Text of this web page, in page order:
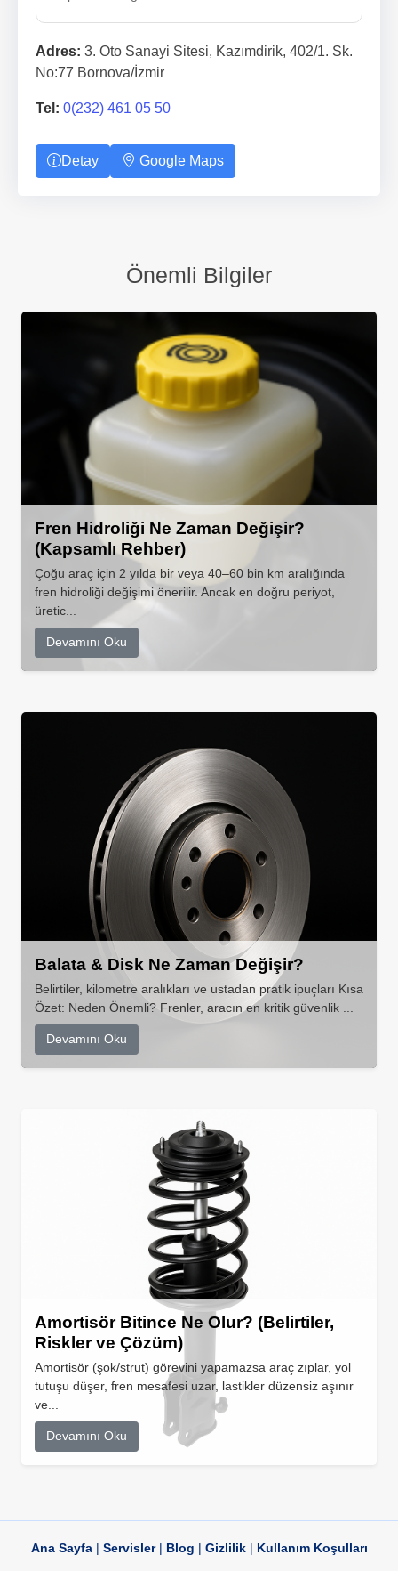
Adres: 3. Oto Sanayi Sitesi, Kazımdirik, 402/1. Sk.
No:77 Bornova/İzmir
Tel: 0(232) 461 05 50
Detay Google Maps
Önemli Bilgiler
Fren Hidroliği Ne Zaman Değişir?
(Kapsamlı Rehber)
Çoğu araç için 2 yılda bir veya 40–60 bin km aralığında
fren hidroliği değişimi önerilir. Ancak en doğru periyot,
üretic...
Devamını Oku
Balata & Disk Ne Zaman Değişir?
Belirtiler, kilometre aralıkları ve ustadan pratik ipuçları Kısa
Özet: Neden Önemli? Frenler, aracın en kritik güvenlik ...
Devamını Oku
Amortisör Bitince Ne Olur? (Belirtiler,
Riskler ve Çözüm)
Amortisör (şok/strut) görevini yapamazsa araç zıplar, yol
tutuşu düşer, fren mesafesi uzar, lastikler düzensiz aşınır
ve...
Devamını Oku
Ana Sayfa| Servisler| Blog | Gizlilik| Kullanım Koşulları